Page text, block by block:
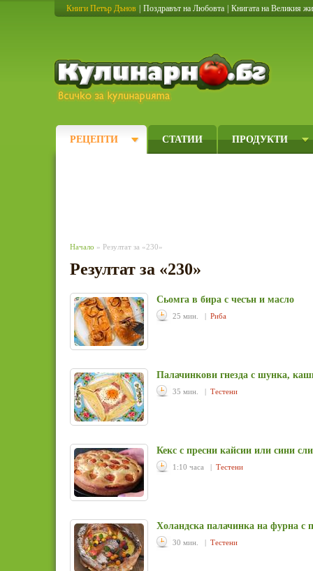
Книги Петър Дънов Поздравът на Любовта Книгата на Великия
РЕЦЕПТИ СТАТИИ ПРОДУКТИ
Начало » Резултат за «230»
Резултат за «230»
Сьомга в бира с чесън и масло
25 мин. | Риба
Палачинкови гнезда с шунка,
35 мин. | Тестени
Кекс с пресни кайсии или сини
1:10 часа | Тестени
Холандска палачинка на фурна с
30 мин. | Тестени